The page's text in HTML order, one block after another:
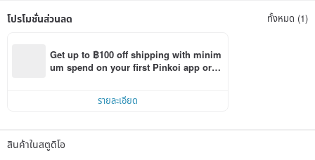
and vitality into your device, making every moment of phone use a delightful
📱 We offer a variety of cute watercolor wallpapers, with a focus on cats while
occasionally featuring other charming animals. Our core essence revolves
around cats! Each wallpaper is meticulously designed by our professional
💖 We look forward to providing you with the finest selections, allowing our cute
โปรโมชั่นส่วนลด ทั้งหมด (1)
Get up to ฿100 off shipping with minim
um spend on your first Pinkoi app orde
รายละเอียด
สินค้าในสตูดิโอ